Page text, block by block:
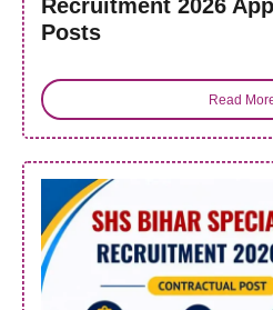
Recruitment 2026
Posts
Read